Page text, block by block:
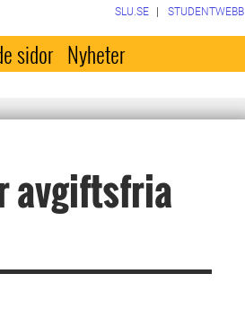
SLU.SE STUDENTWEBB
sidor Nyheter
avgiftsfria